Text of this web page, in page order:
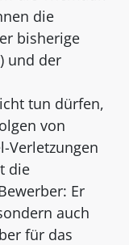
die
bisherige
und der
tun dürfen,
von
Verletzungen
die
Er
auch
für das